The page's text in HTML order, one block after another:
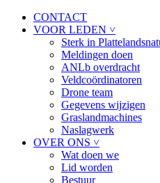
CONTACT
VOOR LEDEN ˅
Sterk in
Meldingen doen
ANLb overdracht
Veldcoördinatoren
Drone team
Gegevens wijzigen
Graslandmachines
Naslagwerk
OVER ONS ˅
Wat doen we
Lid worden
Bestuur